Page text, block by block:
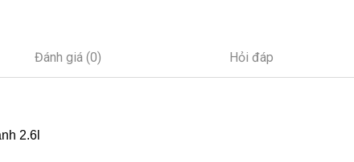
Đánh giá (0) Hỏi đáp
2.6l